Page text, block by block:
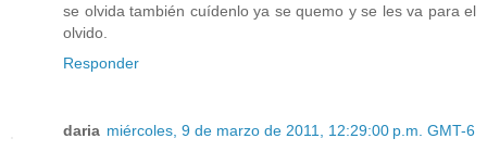
se olvida también cuídenlo ya se quemo y se les va para el
olvido.
Responder
daria miércoles, 9 de marzo de 2011, 12:29:00 p.m. GMT-6